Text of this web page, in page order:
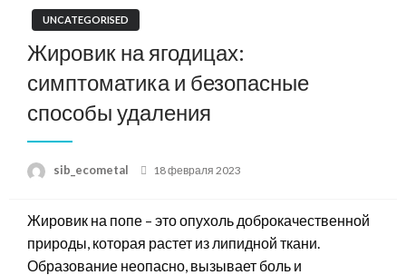
UNCATEGORISED
Жировик на ягодицах:
симптоматика и безопасные
способы удаления
sib_ecometal
Posted
18 февраля 2023
Жировик на попе – это опухоль доброкачественной
природы, которая растет из липидной ткани.
Образование неопасно, вызывает боль и